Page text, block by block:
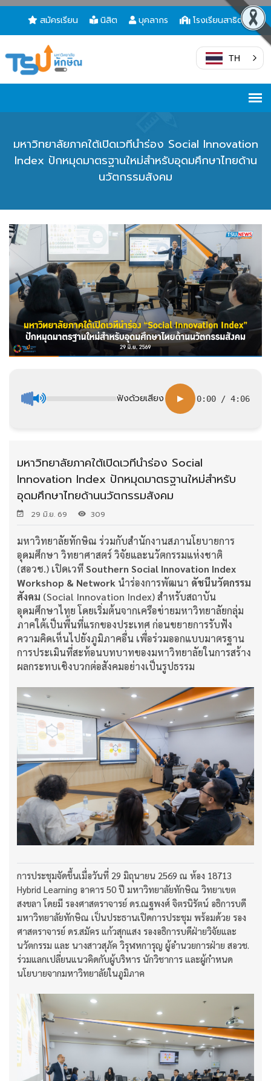
สมัครเรียน นิสิต บุคลากร โรงเรียนสาธิต
TH
มหาวิทยาลัยภาคใต้เปิดเวทีนำร่อง Social Innovation
Index ปักหมุดมาตรฐานใหม่สำหรับอุดมศึกษาไทยด้าน
นวัตกรรมสังคม
ฟังด้วยเสียง ▶ 0:00 / 4:06
มหาวิทยาลัยภาคใต้เปิดเวทีนำร่อง Social
Innovation Index ปักหมุดมาตรฐานใหม่สำหรับ
อุดมศึกษาไทยด้านนวัตกรรมสังคม
29 มิ.ย. 69 309
มหาวิทยาลัยทักษิณ ร่วมกับสำนักงานสภานโยบายการ
อุดมศึกษา วิทยาศาสตร์ วิจัยและนวัตกรรมแห่งชาติ
(สอวช.) เปิดเวทีSouthern Social Innovation Index
Workshop & Network นำร่องการพัฒนา ดัชนีนวัตกรรม
สังคม (Social Innovation Index) สำหรับสถาบัน
อุดมศึกษาไทย โดยเริ่มต้นจากเครือข่ายมหาวิทยาลัยกลุ่ม
ภาคใต้เป็นพื้นที่แรกของประเทศ ก่อนขยายการรับฟัง
ความคิดเห็นไปยังภูมิภาคอื่น เพื่อร่วมออกแบบมาตรฐาน
การประเมินที่สะท้อนบทบาทของมหาวิทยาลัยในการสร้าง
ผลกระทบเชิงบวกต่อสังคมอย่างเป็นรูปธรรม
การประชุมจัดขึ้นเมื่อวันที่ 29 มิถุนายน 2569 ณ ห้อง 18713
Hybrid Learning อาคาร 50 ปี มหาวิทยาลัยทักษิณ วิทยาเขต
สงขลา โดยมี รองศาสตราจารย์ ดร.ณฐพงศ์ จิตรนิรัตน์ อธิการบดี
มหาวิทยาลัยทักษิณ เป็นประธานเปิดการประชุม พร้อมด้วย รอง
ศาสตราจารย์ ดร.สมัคร แก้วสุกแสง รองอธิการบดีฝ่ายวิจัยและ
นวัตกรรม และ นางสาวสุภัค วิรุฬหการุญ ผู้อำนวยการฝ่าย สอวช.
ร่วมแลกเปลี่ยนแนวคิดกับผู้บริหาร นักวิชาการ และผู้กำหนด
นโยบายจากมหาวิทยาลัยในภูมิภาค